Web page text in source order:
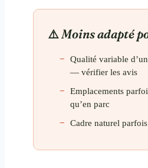
Moins adapté
Qualité variable
— vérifier les avis
Emplacements
qu’en parc
Cadre naturel